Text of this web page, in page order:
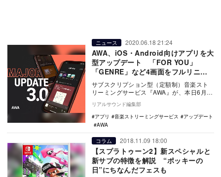
ニュース 2020.06.18 21:24
AWA、iOS・Android向けアプリを大
型アップデート 「FOR YOU」
「GENRE」など4画面をフルリニュ
ーアル
サブスクリプション型（定額制）音楽スト
リーミングサービス『AWA』が、本日6月
18日にiOS、Android向けアプリの大型ア
ッ…
リアルサウンド編集部
アプリ
音楽ストリーミングサービス
アップデート
AWA
コラム 2018.11.09 18:00
【スプラトゥーン2】新スペシャルと
新サブの特徴を解説 “ポッキーの
日”にちなんだフェスも